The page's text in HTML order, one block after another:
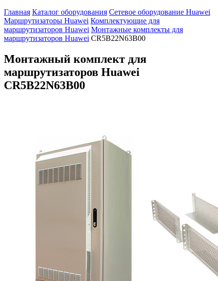
Главная Каталог оборудования Сетевое оборудование Huawei
Маршрутизаторы Huawei Комплектующие для
маршрутизаторов Huawei Монтажные комплекты для
маршрутизаторов Huawei CR5B22N63B00
Монтажный комплект для
маршрутизаторов Huawei
CR5B22N63B00